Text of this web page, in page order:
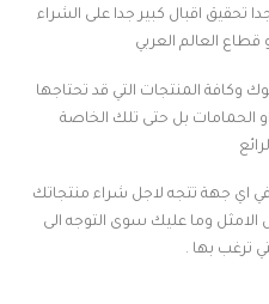
تحقيق اقبال كبير جدا على الشراء
العالم العربي
المنتجات التي قد تحتاجها
الحمامات بل حتى تلك الخاصة
اي جهة تتجه لاجل شراء منتجاتك
الامثل وما عليك سوى التوجه الى
ترغب بها .